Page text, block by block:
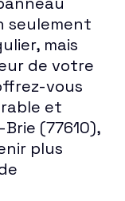
seulement
mais
de votre
vous
et
(77610),
plus